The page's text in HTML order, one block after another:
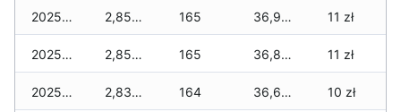
2025-11-19 2,850 zł 165 36,930 zł 11 zł
2025-11-18 2,850 zł 165 36,840 zł 11 zł
2025-11-17 2,830 zł 164 36,660 zł 10 zł